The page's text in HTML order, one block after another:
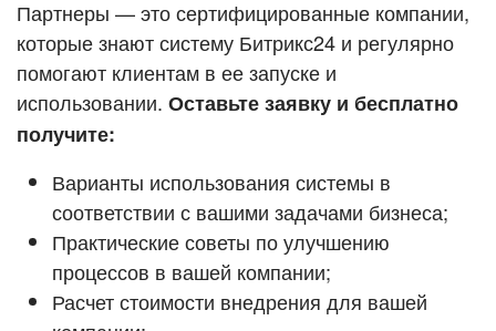
ВХОД
ВХОД
Смотреть видеокейсы
Партнеры — это сертифицированные компании,
которые знают систему Битрикс24 и регулярно
помогают клиентам в ее запуске и
использовании. Оставьте заявку и бесплатно
получите:
Варианты использования системы в
соответствии с вашими задачами бизнеса;
Практические советы по улучшению
процессов в вашей компании;
Расчет стоимости внедрения для вашей